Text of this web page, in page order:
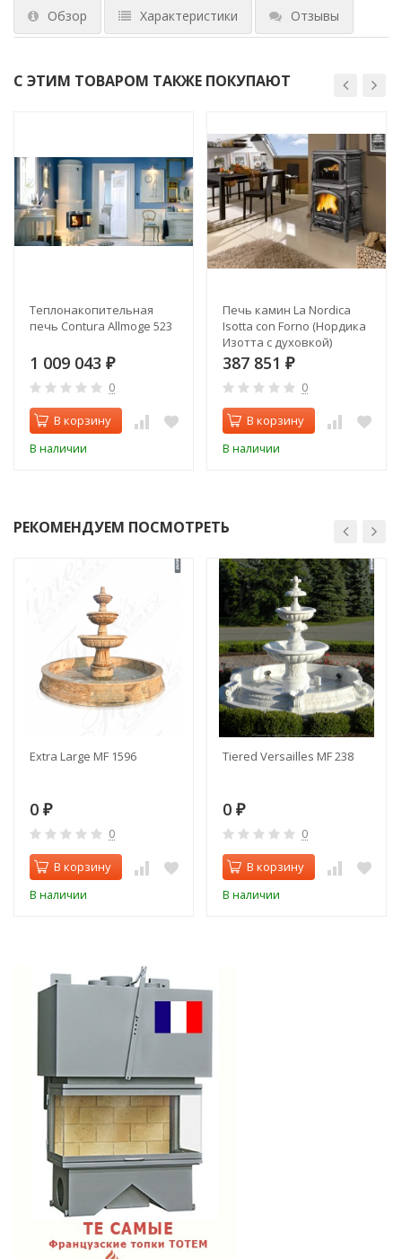
Обзор Характеристики Отзывы
С ЭТИМ ТОВАРОМ ТАКЖЕ ПОКУПАЮТ
Теплонакопительная
печь Contura Allmoge 523
1 009 043 ₽
0
В корзину
В наличии
Печь камин La Nordica
Isotta con Forno (Нордика
Изотта с духовкой)
387 851 ₽
0
В корзину
В наличии
РЕКОМЕНДУЕМ ПОСМОТРЕТЬ
Extra Large MF 1596
0 ₽
0
В корзину
В наличии
Tiered Versailles MF 238
0 ₽
0
В корзину
В наличии